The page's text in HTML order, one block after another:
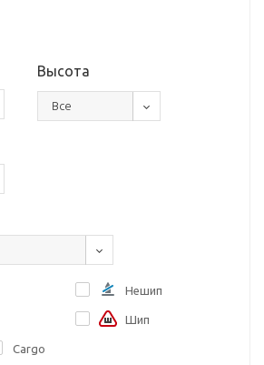
Высота
Все
Cargo
Нешип
Шип